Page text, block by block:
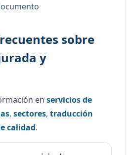
sobre
y
en servicios de
, sectores, traducción
calidad.